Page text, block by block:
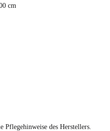
cm
Pflegehinweise des Herstellers.